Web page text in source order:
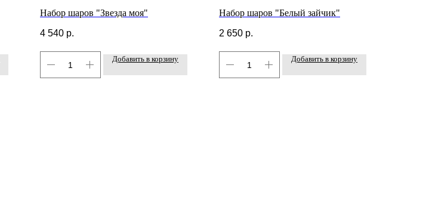
Набор шаров "Звезда моя"
4 540 р.
Добавить в корзину
Набор шаров "Белый зайчик"
2 650 р.
Добавить в корзину